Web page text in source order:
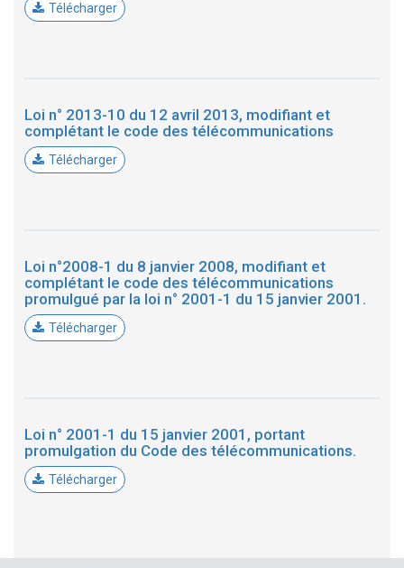
Télécharger
Loi n° 2013-10 du 12 avril 2013, modifiant et
complétant le code des télécommunications
Télécharger
Loi n°2008-1 du 8 janvier 2008, modifiant et
complétant le code des télécommunications
promulgué par la loi n° 2001-1 du 15 janvier 2001.
Télécharger
Loi n° 2001-1 du 15 janvier 2001, portant
promulgation du Code des télécommunications.
Télécharger